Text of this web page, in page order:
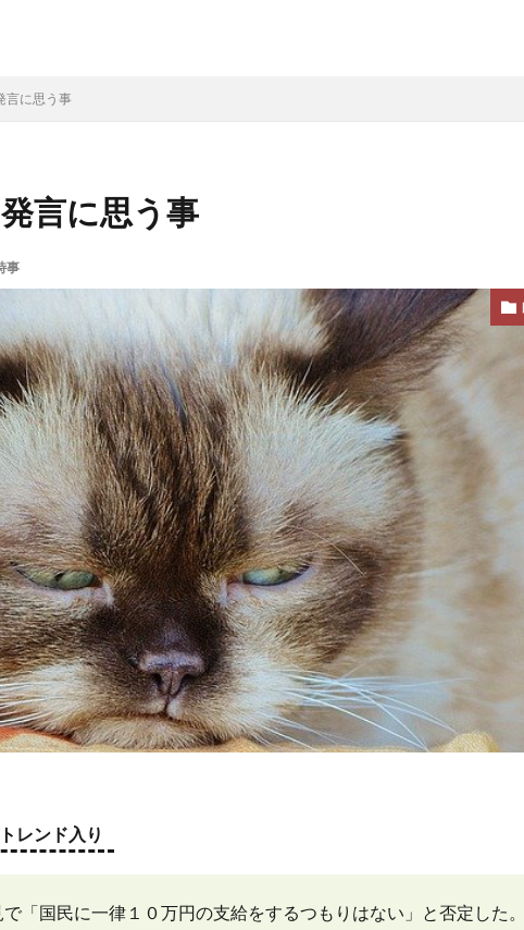
言に思う事
言に思う事
事
レンド入り
「国民に一律１０万円の支給をするつもりはない」と否定した。